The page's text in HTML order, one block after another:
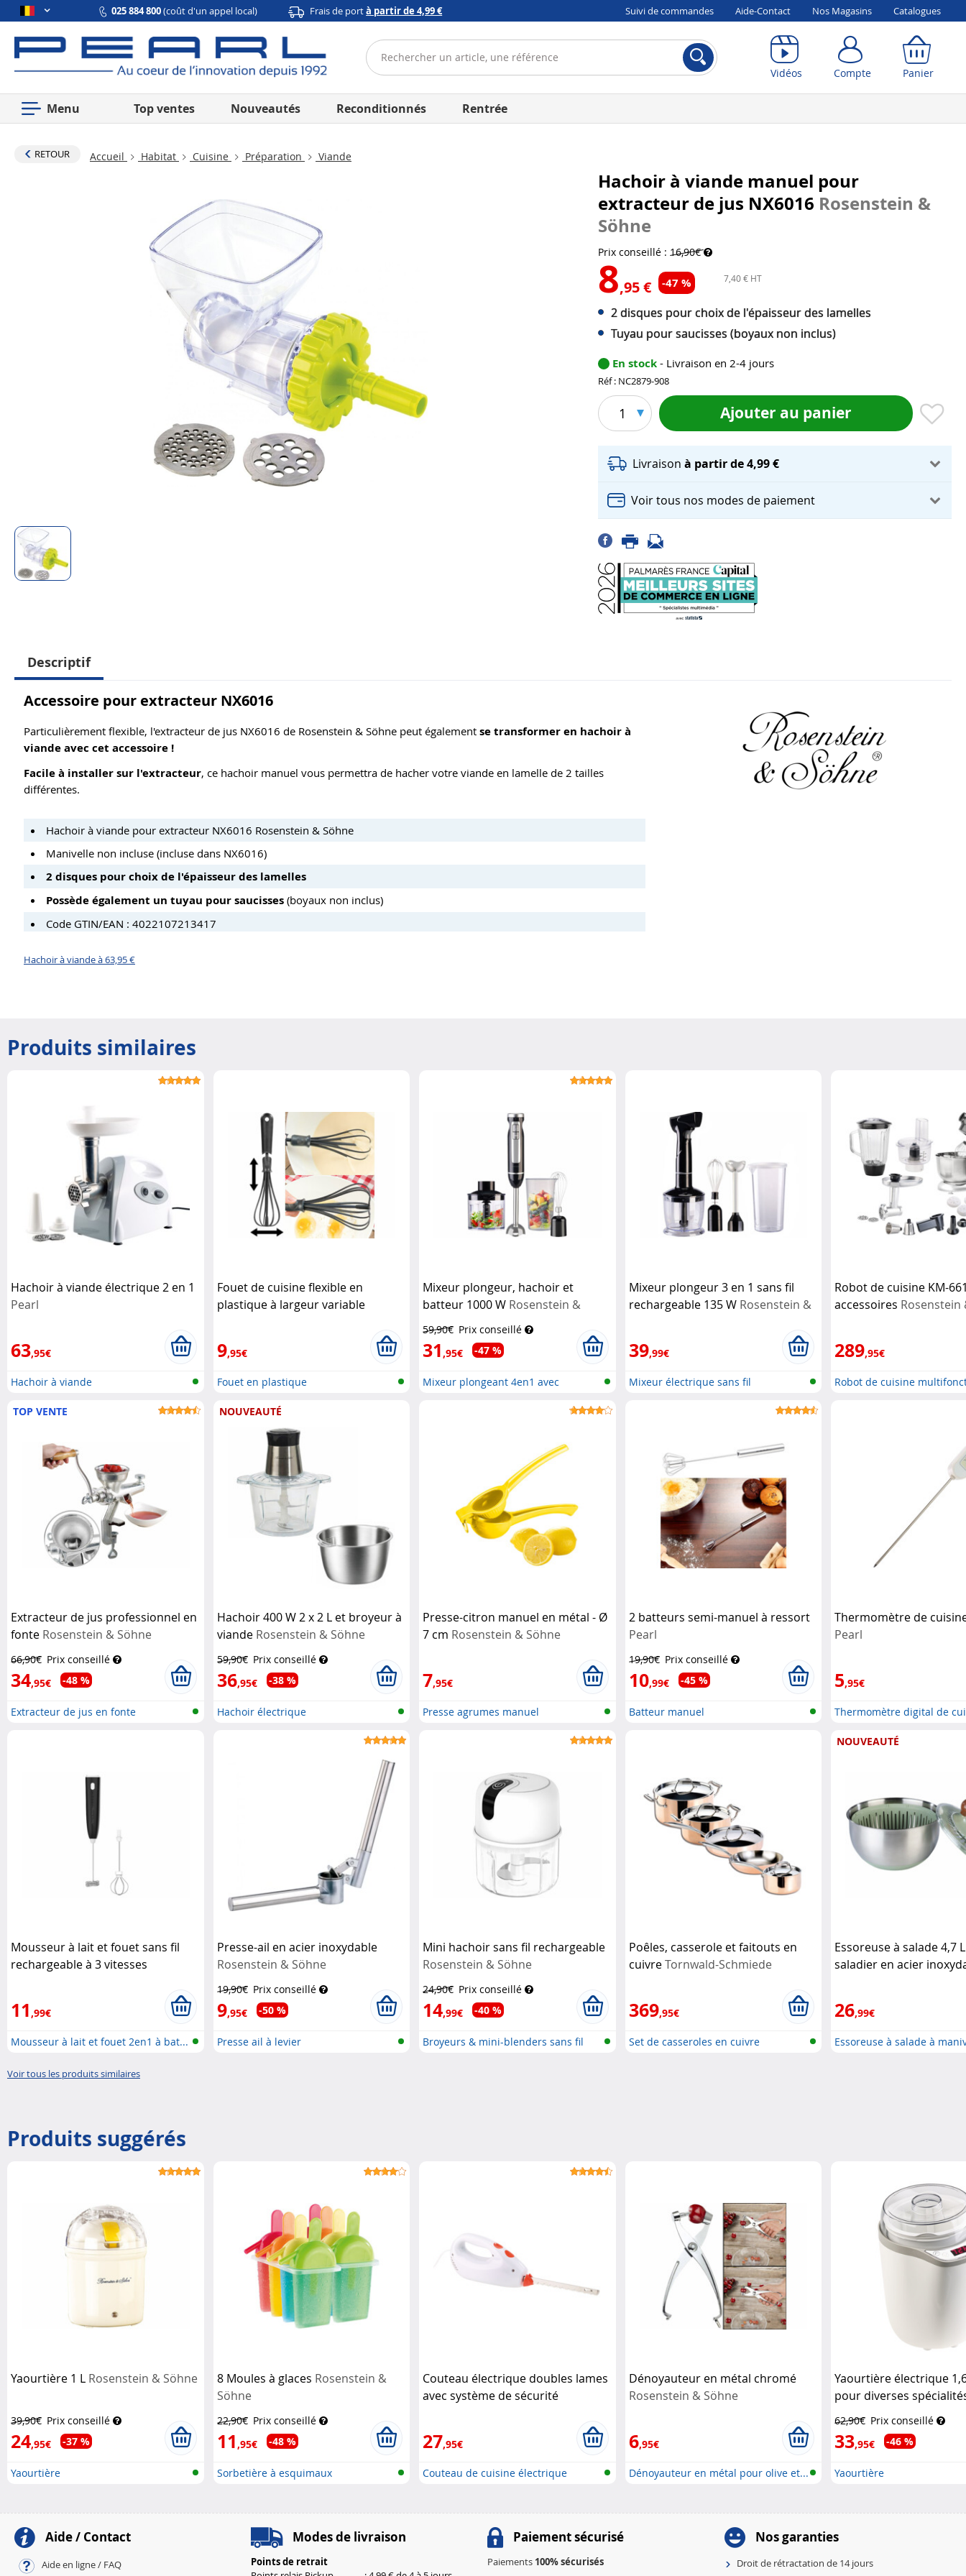
025 884 800(coût d'un appel local) Frais de portà partir de 4,99 € Suivi de commandes Aide-Contact Nos Magasins Catalogues
Vidéos Compte Panier
Menu Top ventes Nouveautés Reconditionnés Rentrée
RETOUR Accueil Habitat Cuisine Préparation Viande
Hachoir à viande manuel pour
extracteur de jus NX6016 Rosenstein &
Söhne
Prix conseillé : 16,90€
8,95 € -47 % 7,40 € HT
2 disques pour choix de l'épaisseur des lamelles
Tuyau pour saucisses (boyaux non inclus)
En stock - Livraison en 2-4 jours
Réf : NC2879-908
1 Ajouter au panier
Livraisonà partir de 4,99 €
Voir tous nos modes de paiement
Descriptif
Accessoire pour extracteur NX6016
Particulièrement flexible, l'extracteur de jus NX6016 de Rosenstein & Söhne peut également se transformer en hachoir à
viande avec cet accessoire !
Facile à installer sur l'extracteur, ce hachoir manuel vous permettra de hacher votre viande en lamelle de 2 tailles
différentes.
Hachoir à viande pour extracteur NX6016 Rosenstein & Söhne
Manivelle non incluse (incluse dans NX6016)
2 disques pour choix de l'épaisseur des lamelles
Possède également un tuyau pour saucisses (boyaux non inclus)
Code GTIN/EAN : 4022107213417
Hachoir à viande à 63,95 €
Produits similaires
Hachoir à viande électrique 2 en 1
Pearl
63,95€
Hachoir à viande
Fouet de cuisine flexible en
plastique à largeur variable
9,95€
Fouet en plastique
Mixeur plongeur, hachoir et
batteur 1000 W Rosenstein &
59,90€ Prix conseillé
31,95€ -47 %
Mixeur plongeant 4en1 avec
Mixeur plongeur 3 en 1 sans fil
rechargeable 135 W Rosenstein &
39,99€
Mixeur électrique sans fil
Robot de cuisine KM-
accessoires Rosenstein
289,95€
Robot de cuisine
TOP VENTE
Extracteur de jus professionnel en
fonte Rosenstein & Söhne
66,90€ Prix conseillé
34,95€ -48 %
Extracteur de jus en fonte
NOUVEAUTÉ
Hachoir 400 W 2 x 2 L et broyeur à
viande Rosenstein & Söhne
59,90€ Prix conseillé
36,95€ -38 %
Hachoir électrique
Presse-citron manuel en métal - Ø
7 cm Rosenstein & Söhne
7,95€
Presse agrumes manuel
2 batteurs semi-manuel à ressort
Pearl
19,90€ Prix conseillé
10,99€ -45 %
Batteur manuel
Thermomètre de
Pearl
5,95€
Thermomètre digital de
Mousseur à lait et fouet sans fil
rechargeable à 3 vitesses
11 ,99€
Mousseur à lait et fouet 2en1 à bat...
Presse-ail en acier inoxydable
Rosenstein & Söhne
19,90€ Prix conseillé
9,95€ -50 %
Presse ail à levier
Mini hachoir sans fil rechargeable
Rosenstein & Söhne
24,90€ Prix conseillé
14,99€ -40 %
Broyeurs & mini-blenders sans fil
Poêles, casserole et faitouts en
cuivreTornwald-Schmiede
369,95€
Set de casseroles en cuivre
NOUVEAUTÉ
Essoreuse à salade 4,7
saladier en acier
26,99€
Essoreuse à salade à
Voir tous les produits similaires
Produits suggérés
Yaourtière 1 L Rosenstein & Söhne
39,90€ Prix conseillé
24,95€ -37 %
Yaourtière
8 Moules à glaces Rosenstein &
Söhne
22,90€ Prix conseillé
11 ,95€ -48 %
Sorbetière à esquimaux
Couteau électrique doubles lames
avec système de sécurité
27,95€
Couteau de cuisine électrique
Dénoyauteur en métal chromé
Rosenstein & Söhne
6,95€
Dénoyauteur en métal pour olive et...
Yaourtière électrique
pour diverses
Rosenstein & Söhne
62,90€ Prix conseillé
33,95€ -46 %
Yaourtière
Aide / Contact
Aide en ligne / FAQ
Modes de livraison
Points de retrait
Paiement sécurisé
Paiements 100% sécurisés
Nos garanties
Droit de rétractation de 14 jours
Compte Panier